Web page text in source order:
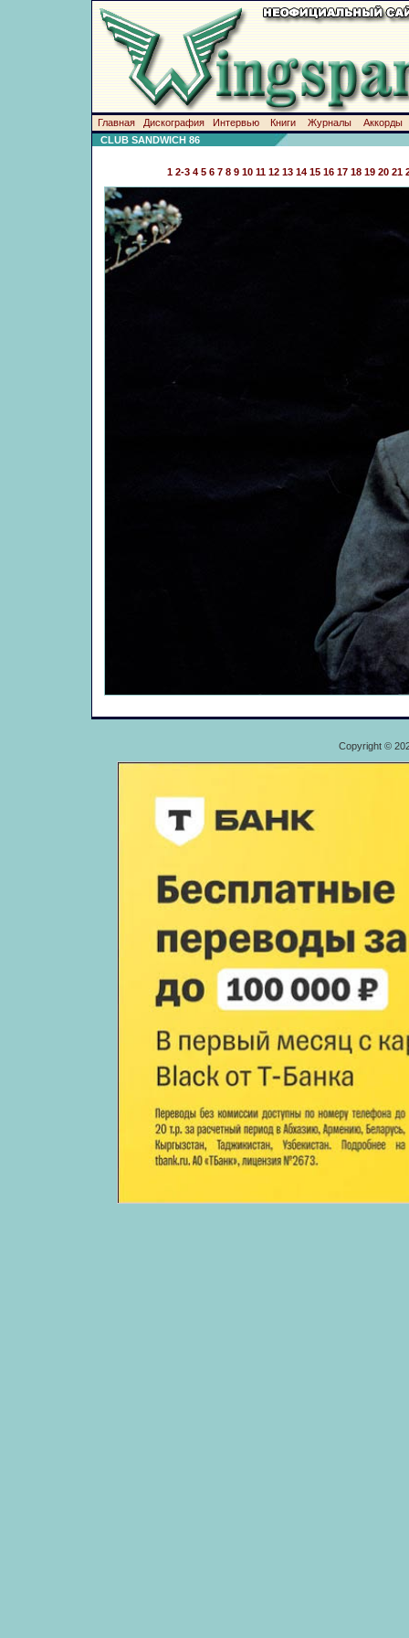
Главная Дискография Интервью Книги Журналы
Аккорды
CLUB SANDWICH 86
1 2-3 4 5 6 7 8 9 10 11 12 13 14 15 16 17 18 19 20 21
Copyright ©